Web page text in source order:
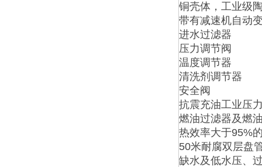
铜壳体，工业级
带有减速机自动
进水过滤器
压力调节阀
温度调节器
清洗剂调节器
安全阀
抗震充油工业压
燃油过滤器及燃
热效率大于95%
50米耐腐双层盘
缺水及低水压、